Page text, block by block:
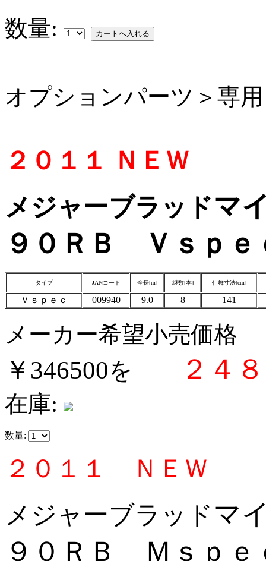
数量:
オプションパーツ＞専
２０１１ ＮＥＷ
メジャーブラッドマ
９０ＲＢ Ｖｓｐｅ
タイプ JANコード 全長[m] 継数[本] 仕舞寸法[cm]
Ｖｓｐｅｃ 009940 9.0 8 141
メーカー希望小売価格
￥346500を ２４
在庫:
数量:
２０１１ ＮＥＷ
メジャーブラッドマ
９０ＲＢ Ｍｓｐｅ